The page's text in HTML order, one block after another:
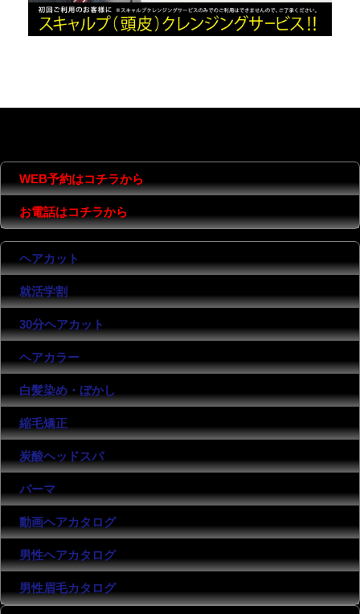
WEB予約はコチラから
お電話はコチラから
ヘアカット
就活学割
30分ヘアカット
ヘアカラー
白髪染め・ぼかし
縮毛矯正
炭酸ヘッドスパ
パーマ
動画ヘアカタログ
男性ヘアカタログ
男性眉毛カタログ